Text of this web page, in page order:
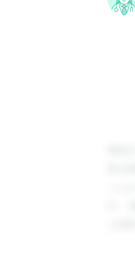
登
答
こ
す
と